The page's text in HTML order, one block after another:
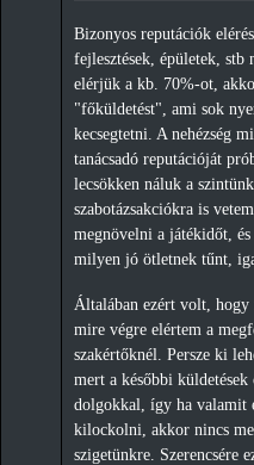
Bizonyos reputációk
fejlesztések, épületek, stb
elérjük a kb. 70%-ot,
"főküldetést", ami sok
kecsegtetni. A nehézség
tanácsadó reputációját
lecsökken náluk a
szabotázsakciókra is
megnövelni a játékidőt,
milyen jó ötletnek tűnt,
Általában ezért volt, hogy
mire végre elértem a
szakértőknél. Persze ki
mert a későbbi
dolgokkal, így ha valamit
kilockolni, akkor nincs
szigetünkre. Szerencsére